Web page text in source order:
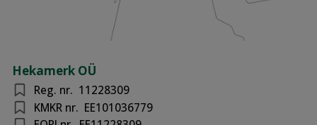
Hekamerk OÜ
Reg. nr. 11228309
KMKR nr. EE101036779